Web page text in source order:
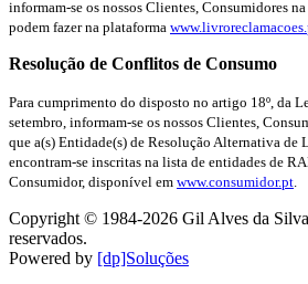
informam-se os nossos Clientes, Consumidores
podem fazer na plataforma
Resolução de Conflitos de Consumo
Para cumprimento do disposto no artigo 18º, da
setembro, informam-se os nossos Clientes,
que a(s) Entidade(s) de Resolução Alternativa
encontram-se inscritas na lista de entidades de
Consumidor, disponível em www.consumidor.pt
Copyright © 1984-2026 Gil Alves da
reservados.
Powered by [dp]Soluções